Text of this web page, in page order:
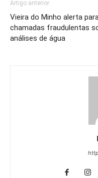
Artigo anterior
Vieira do Minho alerta
chamadas fraudulentas
análises de água